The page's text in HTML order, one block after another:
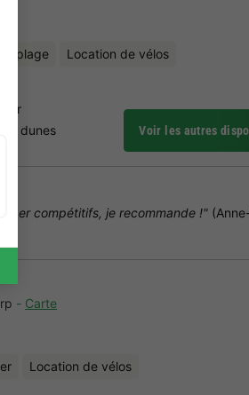
plage Location de vélos
dunes
Voir les autres
Carte
Location de vélos
super compétitifs, je recommande !"